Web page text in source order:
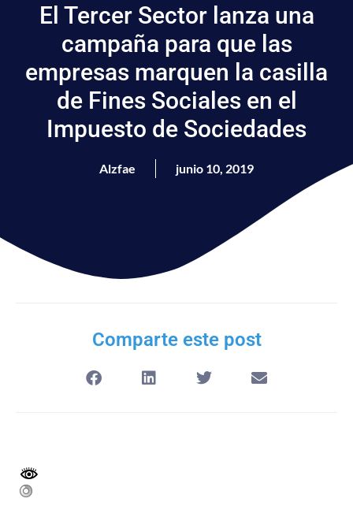
El Tercer Sector lanza una
campaña para que las
empresas marquen la casilla
de Fines Sociales en el
Impuesto de Sociedades
Alzfae junio 10, 2019
Comparte este post